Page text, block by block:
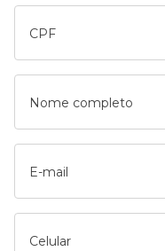
CPF
Nome completo
E-mail
Celular